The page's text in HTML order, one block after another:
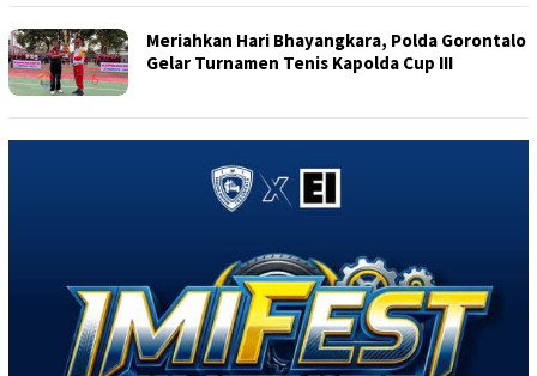
Meriahkan Hari Bhayangkara, Polda Gorontalo
Gelar Turnamen Tenis Kapolda Cup III